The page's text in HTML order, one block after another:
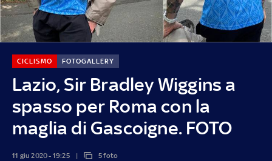
Lazio, Sir Bradley Wiggins a
spasso per Roma con la
maglia di Gascoigne. FOTO
CICLISMO FOTOGALLERY
11 giu 2020 - 19:25 5 foto